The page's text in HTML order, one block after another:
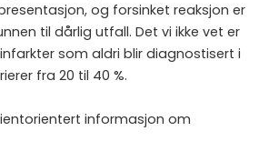
og forsinket reaksjon er
til dårlig utfall. Det vi ikke vet er
som aldri blir diagnostisert i
fra 20 til 40 %.
informasjon om